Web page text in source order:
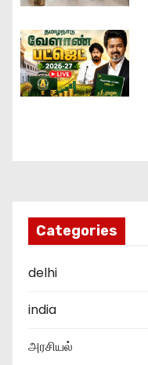
Categories
delhi
india
அரசியல்